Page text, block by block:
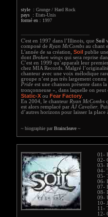
style : Grunge / Hard Rock
pays : Etats-Unis
formé en : 1997
C'est en 1997 dans l’Illinois, que Soil
composé de Ryan McCombs au chant
L'année de sa création, Soil publie
dont Broken wings qui sera reprise
C’est en 1999 qu’apparaît leur
chez MIA Records. Malgré
chanteur avec une voix mélodique
groupe n’est pas très largement
Pride est une chanson présente dans
tronçonneuse », dans laquelle on
Static-X ou Fear Factory
En 2004, le chanteur Ryan McCombs
est alors remplacé par AJ Cavalier.
d’autres horizons pour laisser la place
~ biographie parBraincleave ~
01-
02-
03-
04-
05-
06-
07-
08-
09-
10-
11-
12-